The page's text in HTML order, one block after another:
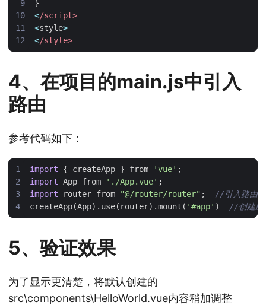
}
</script>
<style>
</style>
4、在项目的main.js中引入
路由
参考代码如下：
import { createApp } from 'vue' ;
import App from './App.vue' ;
import
router from "@/router/router" ;
createApp(App). use( router).mount ( '#app' )
5、验证效果
为了显示更清楚，将默认创建的
src\components\HelloWorld.vue内容稍加调整